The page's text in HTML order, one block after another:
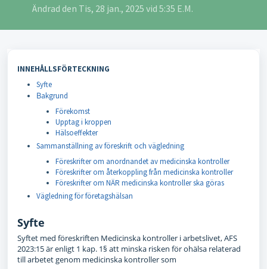
Ändrad den Tis, 28 jan., 2025 vid 5:35 E.M.
INNEHÅLLSFÖRTECKNING
Syfte
Bakgrund
Förekomst
Upptag i kroppen
Hälsoeffekter
Sammanställning av föreskrift och vägledning
Föreskrifter om anordnandet av medicinska kontroller
Föreskrifter om återkoppling från medicinska kontroller
Föreskrifter om NÄR medicinska kontroller ska göras
Vägledning för företagshälsan
Syfte
Syftet med föreskriften Medicinska kontroller i arbetslivet, AFS
2023:15 är enligt 1 kap. 1§ att minska risken för ohälsa relaterad
till arbetet genom medicinska kontroller som